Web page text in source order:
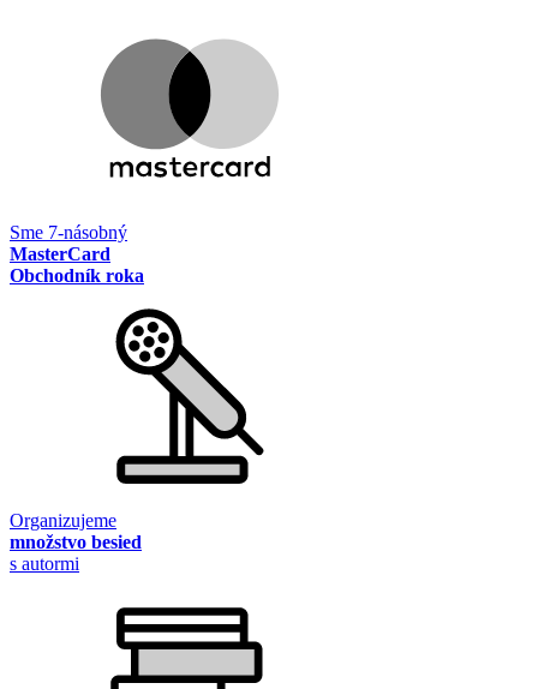
Sme 7-násobný
MasterCard
Obchodník roka
Organizujeme
množstvo besied
s autormi